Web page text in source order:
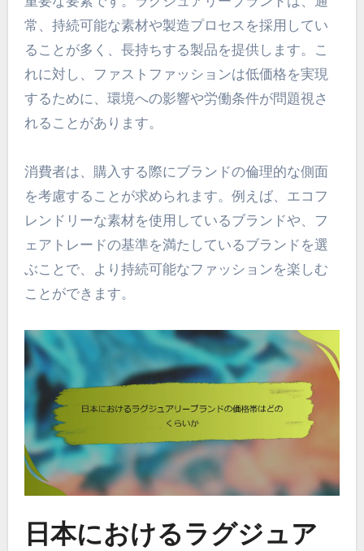
常、持続可能な素材や製造プロセスを採用してい
ることが多く、長持ちする製品を提供します。こ
れに対し、ファストファッションは低価格を実現
するために、環境への影響や労働条件が問題視さ
れることがあります。
消費者は、購入する際にブランドの倫理的な側面
を考慮することが求められます。例えば、エコフ
レンドリーな素材を使用しているブランドや、フ
ェアトレードの基準を満たしているブランドを選
ぶことで、より持続可能なファッションを楽しむ
ことができます。
日本におけるラグジュア